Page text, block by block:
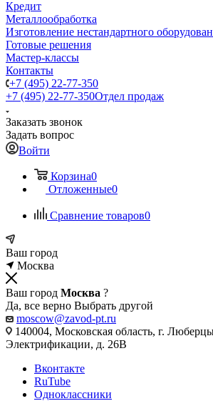
Кредит
Металлообработка
Изготовление нестандартного
Готовые решения
Мастер-классы
Контакты
+7 (495) 22-77-350
+7 (495) 22-77-350Отдел продаж
Заказать звонок
Задать вопрос
Войти
Корзина0
Отложенные0
Сравнение товаров0
Ваш город
Москва
Ваш город Москва ?
Да, все верно Выбрать другой
moscow@zavod-pt.ru
140004, Московская область, г.
Электрификации, д. 26В
Вконтакте
RuTube
Одноклассники